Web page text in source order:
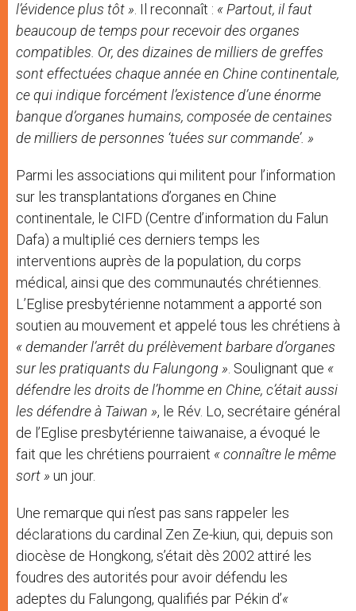
l’évidence plus tôt » . Il reconnaît : « Partout, il faut
beaucoup de temps pour recevoir des organes
compatibles. Or, des dizaines de milliers de greffes
sont effectuées chaque année en Chine continentale,
ce qui indique forcément l’existence d’une énorme
banque d’organes humains, composée de centaines
de milliers de personnes ‘tuées sur commande’. »
Parmi les associations qui militent pour l’information
sur les transplantations d’organes en Chine
continentale, le CIFD (Centre d’information du Falun
Dafa) a multiplié ces derniers temps les
interventions auprès de la population, du corps
médical, ainsi que des communautés chrétiennes.
L’Eglise presbytérienne notamment a apporté son
soutien au mouvement et appelé tous les chrétiens à
« demander l’arrêt du prélèvement barbare d’organes
sur les pratiquants du Falungong » . Soulignant que «
défendre les droits de l’homme en Chine, c’était aussi
les défendre à Taiwan », le Rév. Lo, secrétaire général
de l’Eglise presbytérienne taiwanaise, a évoqué le
fait que les chrétiens pourraient « connaître le même
sort » un jour.
Une remarque qui n’est pas sans rappeler les
déclarations du cardinal Zen Ze-kiun, qui, depuis son
diocèse de Hongkong, s’était dès 2002 attiré les
foudres des autorités pour avoir défendu les
adeptes du Falungong, qualifiés par Pékin d’«